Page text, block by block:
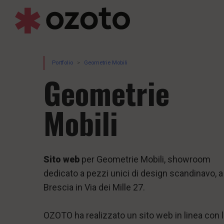
Portfolio Geometrie Mobili
Geometrie
Mobili
Sito web per Geometrie Mobili, showroom
dedicato a pezzi unici di design scandinavo, a
Brescia in Via dei Mille 27.
OZOTO ha realizzato un sito web in linea con